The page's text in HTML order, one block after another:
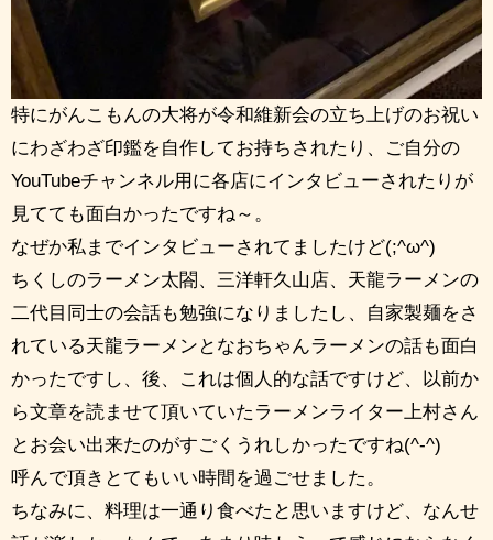
特にがんこもんの大将が令和維新会の立ち上げのお祝い
にわざわざ印鑑を自作してお持ちされたり、ご自分の
YouTubeチャンネル用に各店にインタビューされたりが
見てても面白かったですね～。
なぜか私までインタビューされてましたけど(;^ω^)
ちくしのラーメン太閤、三洋軒久山店、天龍ラーメンの
二代目同士の会話も勉強になりましたし、自家製麺をさ
れている天龍ラーメンとなおちゃんラーメンの話も面白
かったですし、後、これは個人的な話ですけど、以前か
ら文章を読ませて頂いていたラーメンライター上村さん
とお会い出来たのがすごくうれしかったですね(^-^)
呼んで頂きとてもいい時間を過ごせました。
ちなみに、料理は一通り食べたと思いますけど、なんせ